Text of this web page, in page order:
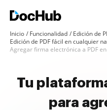
Inicio Funcionalidad
Edición de
Edición de PDF fácil en cualquier
Agregar firma electrónica a PDF
Tu
para